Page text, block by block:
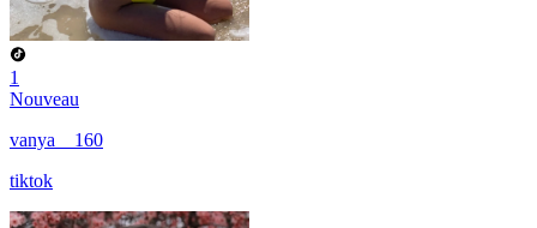
1
Nouveau
vanya__160
tiktok